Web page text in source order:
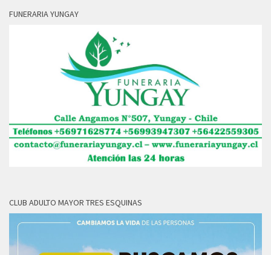
FUNERARIA YUNGAY
CLUB ADULTO MAYOR TRES ESQUINAS